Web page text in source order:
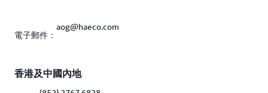
電子郵件：
aog@haeco.com
香港及中國內地